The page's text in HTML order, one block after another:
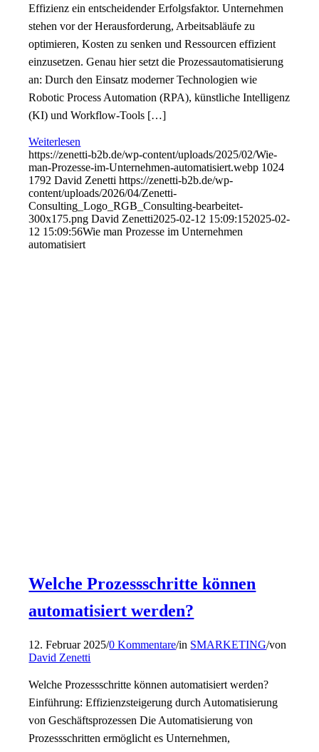
Effizienz ein entscheidender Erfolgsfaktor. Unternehmen
stehen vor der Herausforderung, Arbeitsabläufe zu
optimieren, Kosten zu senken und Ressourcen effizient
einzusetzen. Genau hier setzt die Prozessautomatisierung
an: Durch den Einsatz moderner Technologien wie
Robotic Process Automation (RPA), künstliche Intelligenz
(KI) und Workflow-Tools […]
Weiterlesen
https://zenetti-b2b.de/wp-content/uploads/2025/02/Wie-
man-Prozesse-im-Unternehmen-automatisiert.webp 1024
1792 David Zenetti https://zenetti-b2b.de/wp-
content/uploads/2026/04/Zenetti-
Consulting_Logo_RGB_Consulting-bearbeitet-
300x175.png David Zenetti2025-02-12 15:09:152025-02-
12 15:09:56Wie man Prozesse im Unternehmen
automatisiert
Welche Prozessschritte können
automatisiert werden?
12. Februar 2025/0 Kommentare/in SMARKETING/von
David Zenetti
Welche Prozessschritte können automatisiert werden?
Einführung: Effizienzsteigerung durch Automatisierung
von Geschäftsprozessen Die Automatisierung von
Prozessschritten ermöglicht es Unternehmen,